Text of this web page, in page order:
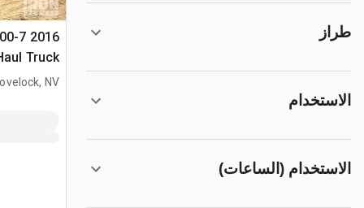
طراز
الاستخدام
الاستخدام (الساعات)
7
Truck
NV